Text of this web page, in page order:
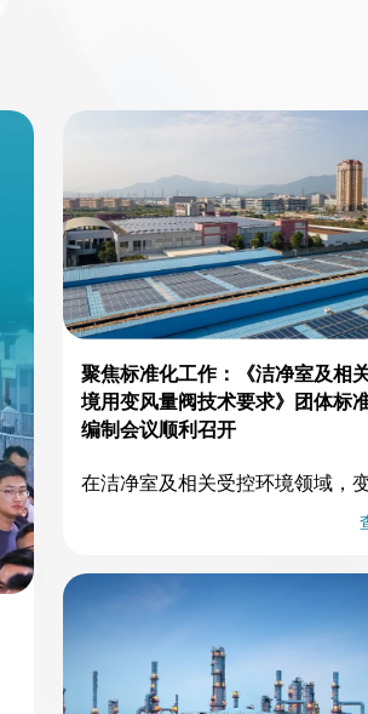
聚焦标准化工作：《洁净室及相
境用变风量阀技术要求》团体标
编制会议顺利召开
在洁净室及相关受控环境领域，
作为空调通风系统的核心控制部